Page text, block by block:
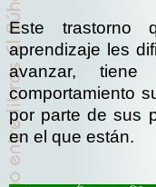
Este trastorno
aprendizaje les
avanzar,
comportamiento
por parte de sus
en el que están.